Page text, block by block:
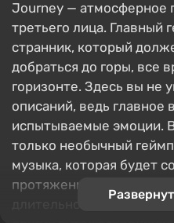
Journey — атмосферное
третьего лица. Главный
странник, который
добраться до горы, все
горизонте. Здесь вы не
описаний, ведь главное
испытываемые эмоции.
только необычный
музыка, которая будет
протяжении всей игры.
длительного